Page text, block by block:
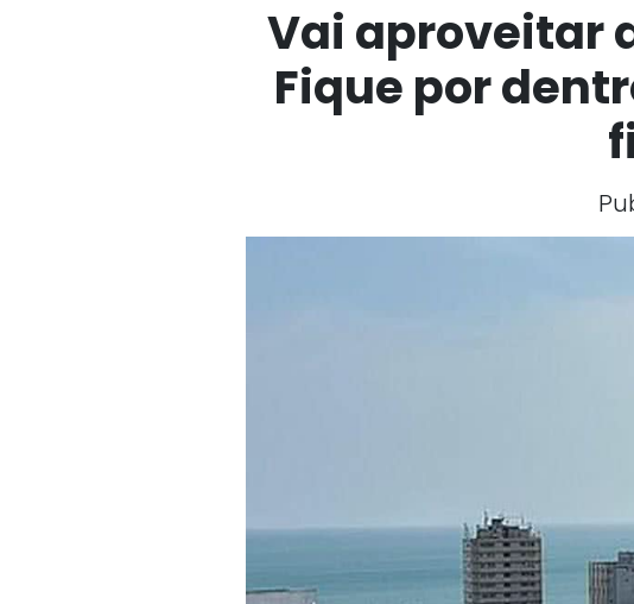
Vai aproveitar
Fique por